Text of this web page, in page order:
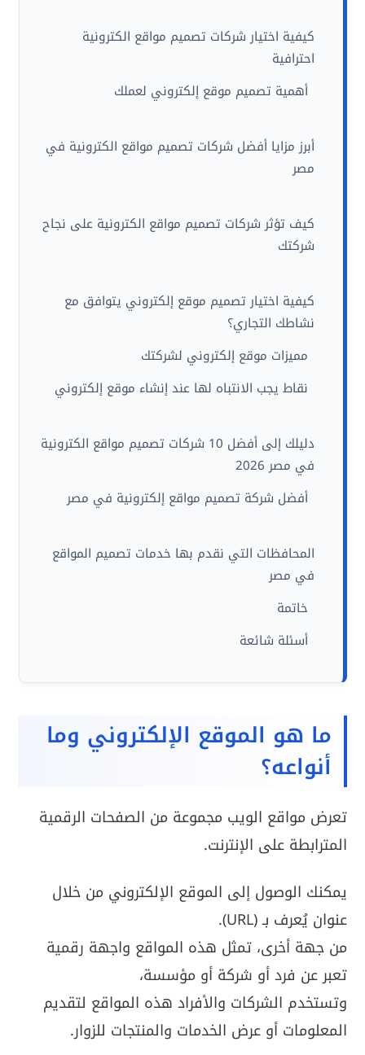
كيفية اختيار شركات تصميم مواقع الكترونية
احترافية
أهمية تصميم موقع إلكتروني لعملك
أبرز مزايا أفضل شركات تصميم مواقع الكترونية في
مصر
كيف تؤثر شركات تصميم مواقع الكترونية على نجاح
شركتك
كيفية اختيار تصميم موقع إلكتروني يتوافق مع
نشاطك التجاري؟
مميزات موقع إلكتروني لشركتك
نقاط يجب الانتباه لها عند إنشاء موقع إلكتروني
دليلك إلى أفضل 10 شركات تصميم مواقع الكترونية
في مصر 2026
أفضل شركة تصميم مواقع إلكترونية في مصر
المحافظات التي نقدم بها خدمات تصميم المواقع
في مصر
خاتمة
أسئلة شائعة
ما هو الموقع الإلكتروني وما
أنواعه؟
تعرض مواقع الويب مجموعة من الصفحات الرقمية
المترابطة على الإنترنت.
يمكنك الوصول إلى الموقع الإلكتروني من خلال
عنوان يُعرف بـ (URL).
من جهة أخرى، تمثل هذه المواقع واجهة رقمية
تعبر عن فرد أو شركة أو مؤسسة،
وتستخدم الشركات والأفراد هذه المواقع لتقديم
المعلومات أو عرض الخدمات والمنتجات للزوار.